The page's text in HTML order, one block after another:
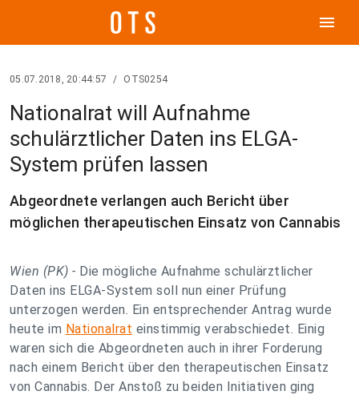
menu
05.07.2018, 20:44:57 / OTS0254
Nationalrat will Aufnahme
schulärztlicher Daten ins ELGA-
System prüfen lassen
Abgeordnete verlangen auch Bericht über
möglichen therapeutischen Einsatz von Cannabis
Wien (PK) - Die mögliche Aufnahme schulärztlicher
Daten ins ELGA-System soll nun einer Prüfung
unterzogen werden. Ein entsprechender Antrag wurde
heute im Nationalrat einstimmig verabschiedet. Einig
waren sich die Abgeordneten auch in ihrer Forderung
nach einem Bericht über den therapeutischen Einsatz
von Cannabis. Der Anstoß zu beiden Initiativen ging